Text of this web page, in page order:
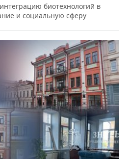
биотехнологий в
и социальную сферу